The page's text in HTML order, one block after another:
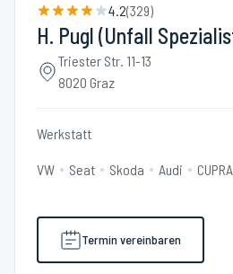
4.2(329)
H. Pugl (Unfall
Triester Str. 11-13
8020 Graz
Werkstatt
VW Seat Skoda Audi CUPRA
Termin vereinbaren